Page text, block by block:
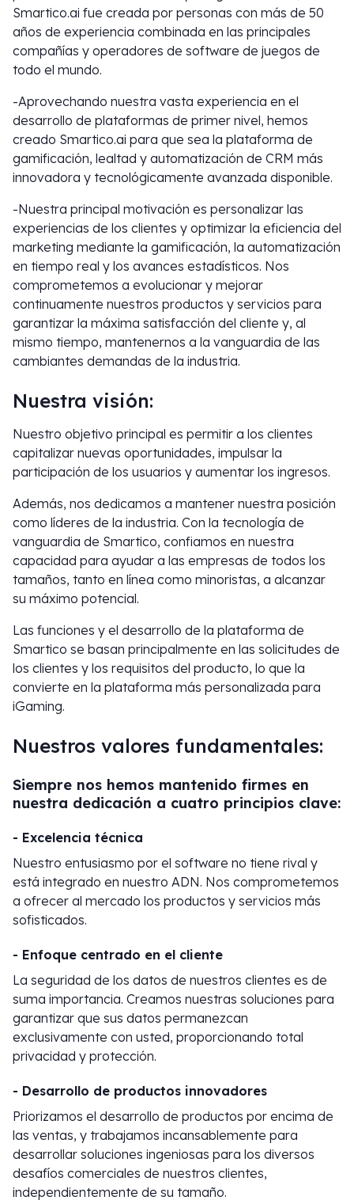
Smartico.ai fue creada por personas con más de 50
años de experiencia combinada en las principales
compañías y operadores de software de juegos de
todo el mundo.
-Aprovechando nuestra vasta experiencia en el
desarrollo de plataformas de primer nivel, hemos
creado Smartico.ai para que sea la plataforma de
gamificación, lealtad y automatización de CRM más
innovadora y tecnológicamente avanzada disponible.
-Nuestra principal motivación es personalizar las
experiencias de los clientes y optimizar la eficiencia del
marketing mediante la gamificación, la automatización
en tiempo real y los avances estadísticos. Nos
comprometemos a evolucionar y mejorar
continuamente nuestros productos y servicios para
garantizar la máxima satisfacción del cliente y, al
mismo tiempo, mantenernos a la vanguardia de las
cambiantes demandas de la industria.
Nuestra visión:
Nuestro objetivo principal es permitir a los clientes
capitalizar nuevas oportunidades, impulsar la
participación de los usuarios y aumentar los ingresos.
Además, nos dedicamos a mantener nuestra posición
como líderes de la industria. Con la tecnología de
vanguardia de Smartico, confiamos en nuestra
capacidad para ayudar a las empresas de todos los
tamaños, tanto en línea como minoristas, a alcanzar
su máximo potencial.
Las funciones y el desarrollo de la plataforma de
Smartico se basan principalmente en las solicitudes de
los clientes y los requisitos del producto, lo que la
convierte en la plataforma más personalizada para
iGaming.
Nuestros valores fundamentales:
Siempre nos hemos mantenido firmes en
nuestra dedicación a cuatro principios clave:
- Excelencia técnica
Nuestro entusiasmo por el software no tiene rival y
está integrado en nuestro ADN. Nos comprometemos
a ofrecer al mercado los productos y servicios más
sofisticados.
- Enfoque centrado en el cliente
La seguridad de los datos de nuestros clientes es de
suma importancia. Creamos nuestras soluciones para
garantizar que sus datos permanezcan
exclusivamente con usted, proporcionando total
privacidad y protección.
- Desarrollo de productos innovadores
Priorizamos el desarrollo de productos por encima de
las ventas, y trabajamos incansablemente para
desarrollar soluciones ingeniosas para los diversos
desafíos comerciales de nuestros clientes,
independientemente de su tamaño.